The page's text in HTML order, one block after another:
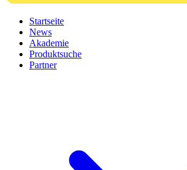
Startseite
News
Akademie
Produktsuche
Partner